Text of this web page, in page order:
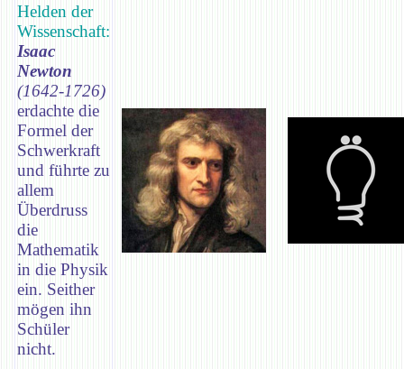
Helden der
Wissenschaft:
Isaac
Newton
(1642-1726)
erdachte die
Formel der
Schwerkraft
und führte zu
allem
Überdruss
die
Mathematik
in die Physik
ein. Seither
mögen ihn
Schüler
nicht.